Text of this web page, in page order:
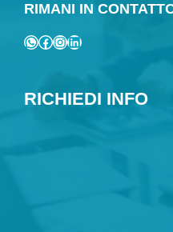
RIMANI IN
WhatsApp Facebook InstagramLinkedIn
RICHIEDI INFO